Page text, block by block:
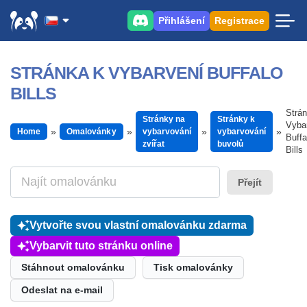
Přihlášení Registrace
STRÁNKA K VYBARVENÍ BUFFALO
BILLS
Home Omalovánky
Stránky na
vybarvování
zvířat
Stránky k
vybarvování
buvolů
Bills
Přejít
Vytvořte svou vlastní omalovánku zdarma
Vybarvit tuto stránku online
Stáhnout omalovánku Tisk omalovánky
Odeslat na e-mail